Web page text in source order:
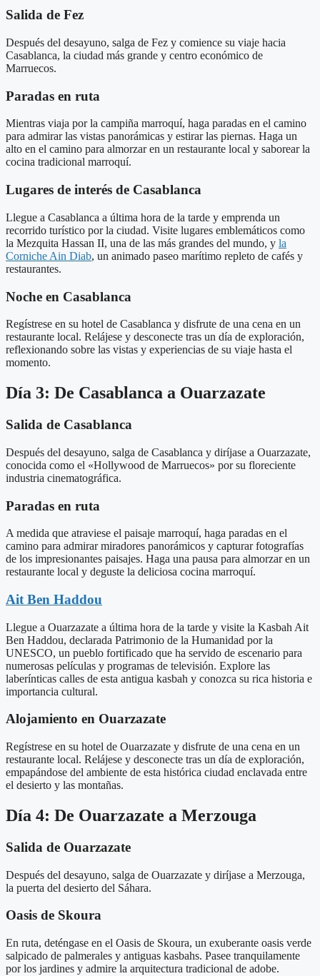
Salida de Fez
Después del desayuno, salga de Fez y comience su viaje hacia
Casablanca, la ciudad más grande y centro económico de
Marruecos.
Paradas en ruta
Mientras viaja por la campiña marroquí, haga paradas en el camino
para admirar las vistas panorámicas y estirar las piernas. Haga un
alto en el camino para almorzar en un restaurante local y saborear la
cocina tradicional marroquí.
Lugares de interés de Casablanca
Llegue a Casablanca a última hora de la tarde y emprenda un
recorrido turístico por la ciudad. Visite lugares emblemáticos como
la Mezquita Hassan II, una de las más grandes del mundo, y la
Corniche Ain Diab, un animado paseo marítimo repleto de cafés y
restaurantes.
Noche en Casablanca
Regístrese en su hotel de Casablanca y disfrute de una cena en un
restaurante local. Relájese y desconecte tras un día de exploración,
reflexionando sobre las vistas y experiencias de su viaje hasta el
momento.
Día 3: De Casablanca a Ouarzazate
Salida de Casablanca
Después del desayuno, salga de Casablanca y diríjase a Ouarzazate,
conocida como el «Hollywood de Marruecos» por su floreciente
industria cinematográfica.
Paradas en ruta
A medida que atraviese el paisaje marroquí, haga paradas en el
camino para admirar miradores panorámicos y capturar fotografías
de los impresionantes paisajes. Haga una pausa para almorzar en un
restaurante local y deguste la deliciosa cocina marroquí.
Ait Ben Haddou
Llegue a Ouarzazate a última hora de la tarde y visite la Kasbah Ait
Ben Haddou, declarada Patrimonio de la Humanidad por la
UNESCO, un pueblo fortificado que ha servido de escenario para
numerosas películas y programas de televisión. Explore las
laberínticas calles de esta antigua kasbah y conozca su rica historia e
importancia cultural.
Alojamiento en Ouarzazate
Regístrese en su hotel de Ouarzazate y disfrute de una cena en un
restaurante local. Relájese y desconecte tras un día de exploración,
empapándose del ambiente de esta histórica ciudad enclavada entre
el desierto y las montañas.
Día 4: De Ouarzazate a Merzouga
Salida de Ouarzazate
Después del desayuno, salga de Ouarzazate y diríjase a Merzouga,
la puerta del desierto del Sáhara.
Oasis de Skoura
En ruta, deténgase en el Oasis de Skoura, un exuberante oasis verde
salpicado de palmerales y antiguas kasbahs. Pasee tranquilamente
por los jardines y admire la arquitectura tradicional de adobe.